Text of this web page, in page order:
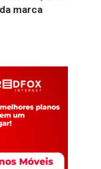
marca